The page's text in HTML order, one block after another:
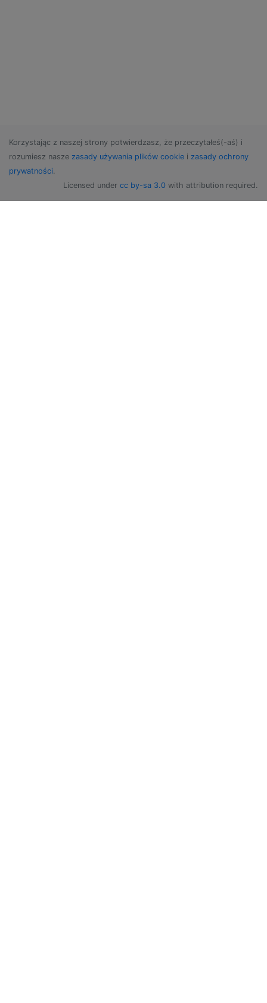
Korzystając z naszej strony potwierdzasz, że przeczytałeś(-aś) i
rozumiesz nasze zasady używania plików cookie i zasady ochrony
prywatności.
Licensed under cc by-sa 3.0 with attribution required.